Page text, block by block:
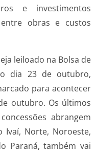
e investimentos
obras e custos
leiloado na Bolsa de
dia 23 de outubro,
para acontecer
outubro. Os últimos
abrangem
Ivaí, Norte, Noroeste,
Paraná, também vai